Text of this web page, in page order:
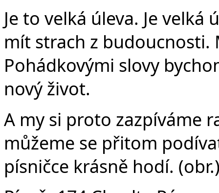
Je to velká úleva. Je
mít strach z budoucnosti.
Pohádkovými slovy
nový život.
A my si proto zazpíváme
můžeme se přitom
písničce krásně hodí.